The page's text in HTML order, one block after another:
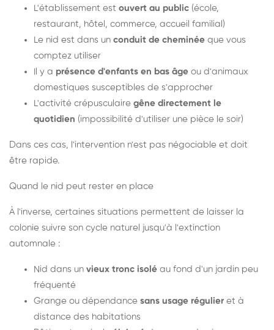
L'établissement est ouvert au public (école,
restaurant, hôtel, commerce, accueil familial)
Le nid est dans un conduit de cheminée que vous
comptez utiliser
Il y a présence d'enfants en bas âge ou d'animaux
domestiques susceptibles de s'approcher
L'activité crépusculaire gêne directement le
quotidien (impossibilité d'utiliser une pièce le soir)
Dans ces cas, l'intervention n'est pas négociable et doit
être rapide.
Quand le nid peut rester en place
À l'inverse, certaines situations permettent de laisser la
colonie suivre son cycle naturel jusqu'à l'extinction
automnale :
Nid dans un vieux tronc isolé au fond d'un jardin peu
fréquenté
Grange ou dépendance sans usage régulier et à
distance des habitations